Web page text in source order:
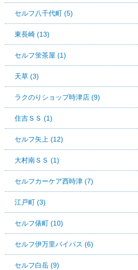
セルフ八千代町 (5)
東長崎 (13)
セルフ蛍茶屋 (1)
天草 (3)
ラクのりショップ時津店 (9)
住吉ＳＳ (1)
セルフ矢上 (12)
大村南ＳＳ (1)
セルフカーケア西時津 (7)
江戸町 (3)
セルフ俵町 (10)
セルフ伊万里バイパス (6)
セルフ白岳 (9)